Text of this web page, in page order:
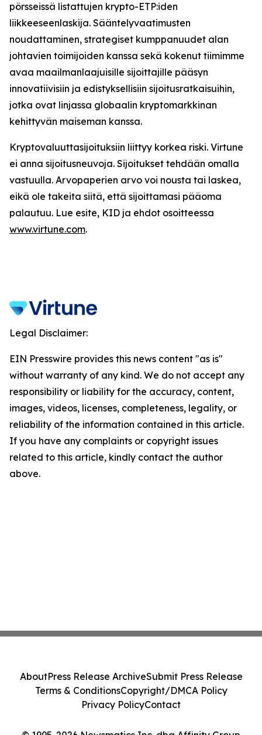
pörsseissä listattujen krypto-ETP:iden
liikkeeseenlaskija. Sääntelyvaatimusten
noudattaminen, strategiset kumppanuudet alan
johtavien toimijoiden kanssa sekä kokenut tiimimme
avaa maailmanlaajuisille sijoittajille pääsyn
innovatiivisiin ja edistyksellisiin sijoitusratkaisuihin,
jotka ovat linjassa globaalin kryptomarkkinan
kehittyvän maiseman kanssa.
Kryptovaluuttasijoituksiin liittyy korkea riski. Virtune
ei anna sijoitusneuvoja. Sijoitukset tehdään omalla
vastuulla. Arvopaperien arvo voi nousta tai laskea,
eikä ole takeita siitä, että sijoittamasi pääoma
palautuu. Lue esite, KID ja ehdot osoitteessa
www.virtune.com.
Legal Disclaimer:
EIN Presswire provides this news content "as is"
without warranty of any kind. We do not accept any
responsibility or liability for the accuracy, content,
images, videos, licenses, completeness, legality, or
reliability of the information contained in this article.
If you have any complaints or copyright issues
related to this article, kindly contact the author
above.
AboutPress Release ArchiveSubmit Press Release
Terms & ConditionsCopyright/DMCA Policy
Privacy PolicyContact